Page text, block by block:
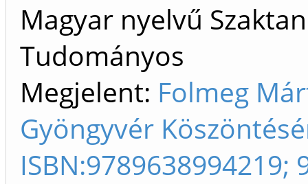
Magyar nyelvű
Tudományos
Megjelent: Folmeg
Gyöngyvér
ISBN:9789638994219;